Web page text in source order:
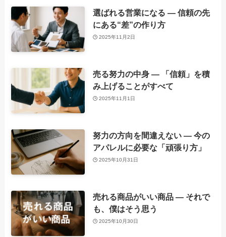
選ばれる営業になる ― 信頼の先
にある“差”の作り方
2025年11月2日
売る努力の中身 ― 「信頼」を積
み上げることがすべて
2025年11月1日
努力の方向を間違えない ― 今の
アパレルに必要な「頑張り方」
2025年10月31日
売れる商品がいい商品 ― それで
も、僕はそう思う
2025年10月30日